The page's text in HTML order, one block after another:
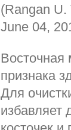
(Rangan
June 04,
Восточная
признака
Для
избавляет